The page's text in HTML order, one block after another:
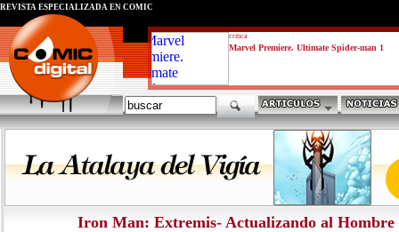
critica
Marvel Premiere. Ultimate Spider-man 1
REVISTA ESPECIALIZADA EN CÓMIC
Iron Man: Extremis- Actualizando al